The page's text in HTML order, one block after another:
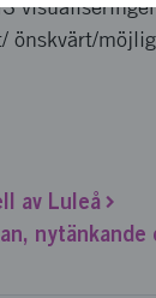
önskvärt/
av Luleå
nytänkande